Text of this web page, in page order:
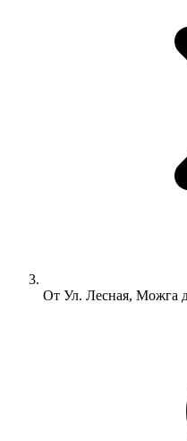
От Ул. Лесная, Можга